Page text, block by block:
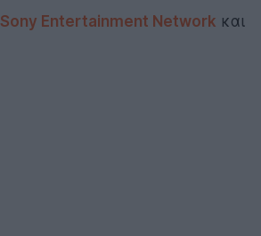
Sony Entertainment Network και